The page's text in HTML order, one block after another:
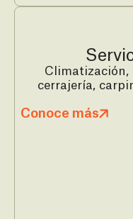
Climatización,
cerrajería,
Conoce más